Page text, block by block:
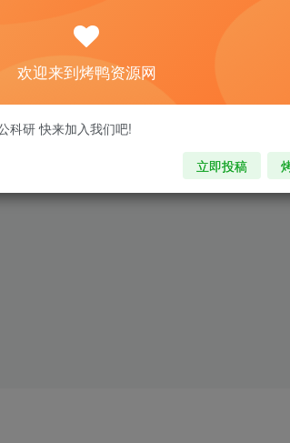
欢迎来到烤鸭资源网
科研 快来加入我们吧!
立即投稿